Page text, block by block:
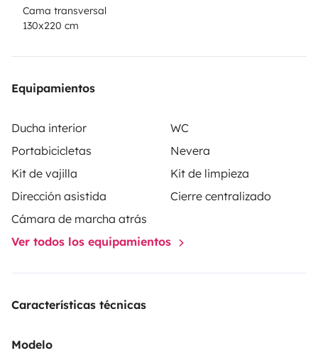
Cama transversal
130x220 cm
Equipamientos
Ducha interior
WC
Portabicicletas
Nevera
Kit de vajilla
Kit de limpieza
Dirección asistida
Cierre centralizado
Cámara de marcha atrás
Ver todos los equipamientos
Características técnicas
Modelo